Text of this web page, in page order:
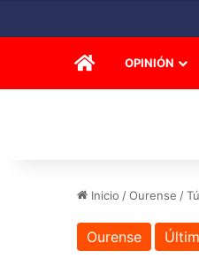
INICIOOPINIÓN
Inicio /Ourense /
Ourense